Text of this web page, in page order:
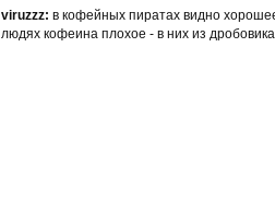
viruzzz: в кофейных пиратах видно
людях кофеина плохое - в них из